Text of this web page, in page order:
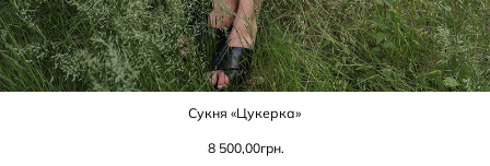
Сукня «Цукерка»
грн.
8 500,00